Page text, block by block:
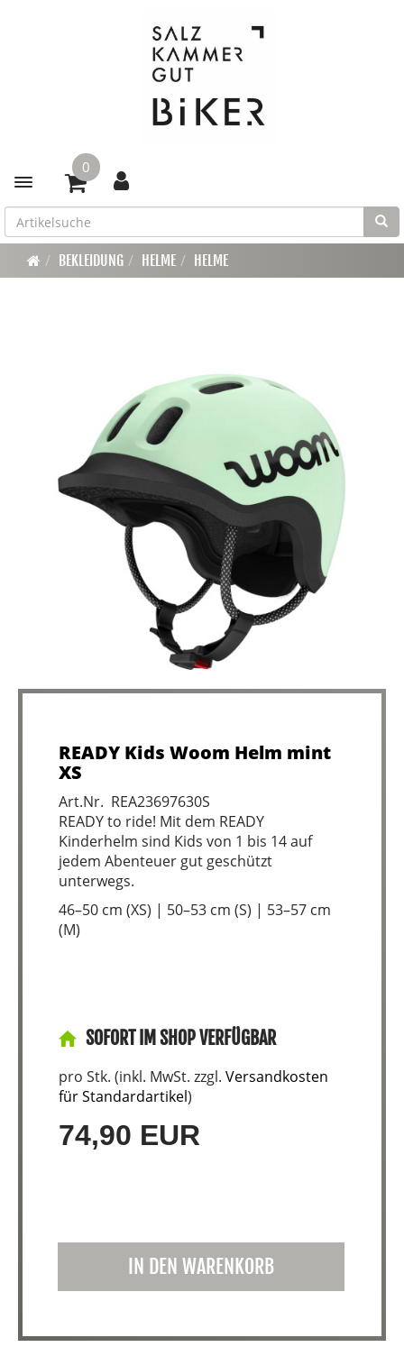
Toggle navigation
0
BEKLEIDUNG HELME HELME
READY Kids Woom Helm mint
XS
Art.Nr. REA23697630S
READY to ride! Mit dem READY
Kinderhelm sind Kids von 1 bis 14 auf
jedem Abenteuer gut geschützt
unterwegs.
46–50 cm (XS) | 50–53 cm (S) | 53–57 cm
(M)
SOFORT IM SHOP VERFÜGBAR
pro Stk. (inkl. MwSt. zzgl. Versandkosten
für Standardartikel)
74,90 EUR
IN DEN WARENKORB